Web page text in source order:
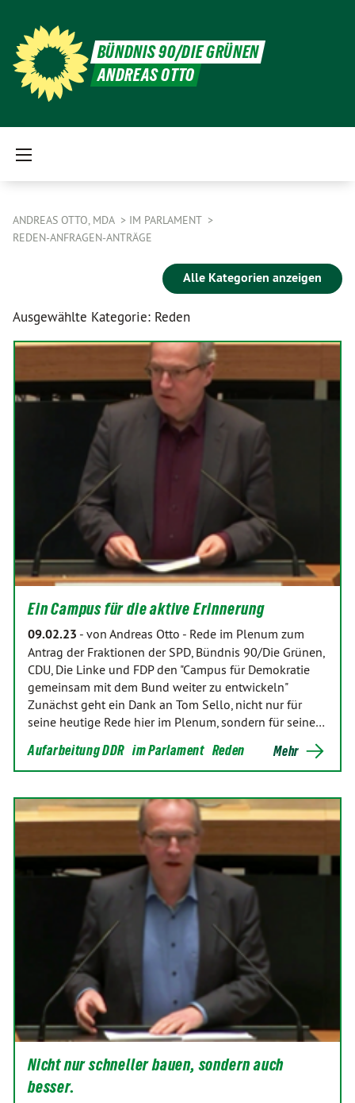
BÜNDNIS 90/DIE GRÜNEN
ANDREAS OTTO
ANDREAS OTTO, MDA
IM PARLAMENT
REDEN-ANFRAGEN-ANTRÄGE
Alle Kategorien anzeigen
Ausgewählte Kategorie: Reden
Ein Campus für die aktive Erinnerung
09.02.23 - von Andreas Otto - Rede im Plenum zum
Antrag der Fraktionen der SPD, Bündnis 90/Die Grünen,
CDU, Die Linke und FDP den "Campus für Demokratie
gemeinsam mit dem Bund weiter zu entwickeln"
Zunächst geht ein Dank an Tom Sello, nicht nur für
seine heutige Rede hier im Plenum, sondern für seine…
Aufarbeitung DDR im Parlament Reden Mehr
Nicht nur schneller bauen, sondern auch
besser.